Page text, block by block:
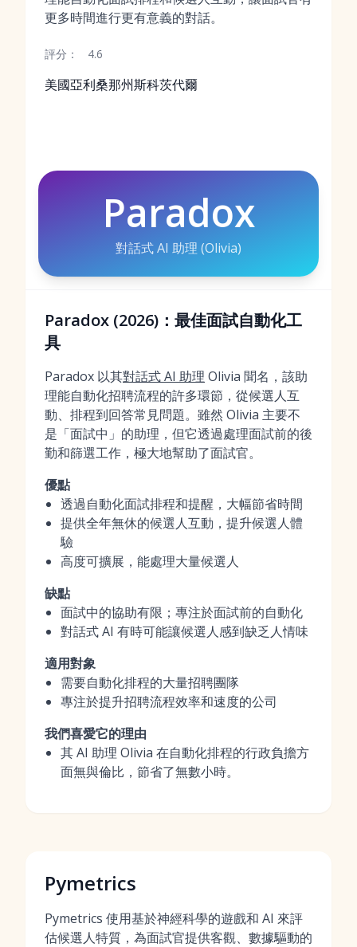
更多時間進行更有意義的對話。
評分： 4.6
美國亞利桑那州斯科茨代爾
Paradox
對話式 AI 助理 (Olivia)
Paradox (2026)：最佳面試自動化工
具
Paradox 以其對話式 AI 助理 Olivia 聞名，該助
理能自動化招聘流程的許多環節，從候選人互
動、排程到回答常見問題。雖然 Olivia 主要不
是「面試中」的助理，但它透過處理面試前的後
勤和篩選工作，極大地幫助了面試官。
優點
透過自動化面試排程和提醒，大幅節省時間
提供全年無休的候選人互動，提升候選人體
驗
高度可擴展，能處理大量候選人
缺點
面試中的協助有限；專注於面試前的自動化
對話式 AI 有時可能讓候選人感到缺乏人情味
適用對象
需要自動化排程的大量招聘團隊
專注於提升招聘流程效率和速度的公司
我們喜愛它的理由
其 AI 助理 Olivia 在自動化排程的行政負擔方
面無與倫比，節省了無數小時。
Pymetrics
Pymetrics 使用基於神經科學的遊戲和 AI 來評
估候選人特質，為面試官提供客觀、數據驅動的